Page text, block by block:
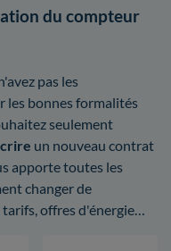
du compteur
pas les
les bonnes formalités
seulement
un nouveau contrat
apporte toutes les
changer de
offres d'énergie…